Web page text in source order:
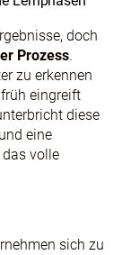
doch
Prozess.
zu erkennen
eingreift
diese
eine
volle
sich zu